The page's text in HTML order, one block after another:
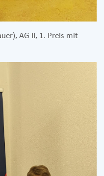
AG II, 1. Preis mit